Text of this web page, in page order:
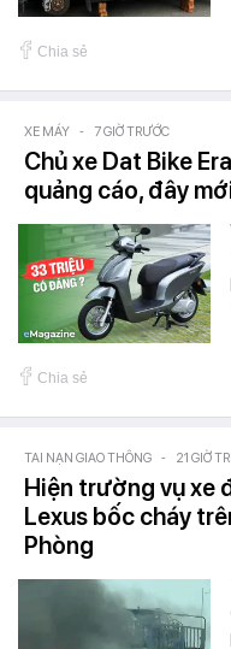
Chia sẻ
XE MÁY - 7 GIỜ TRƯỚC
Chủ xe Dat Bike
quảng cáo, đây
Chia sẻ
TAI NẠN GIAO THÔNG - 21 GIỜ
Hiện trường vụ xe
Lexus bốc cháy
Phòng